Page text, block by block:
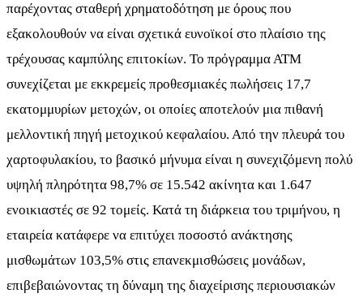
παρέχοντας σταθερή χρηματοδότηση με όρους που
εξακολουθούν να είναι σχετικά ευνοϊκοί στο πλαίσιο της
τρέχουσας καμπύλης επιτοκίων. Το πρόγραμμα ΑΤΜ
συνεχίζεται με εκκρεμείς προθεσμιακές πωλήσεις 17,7
εκατομμυρίων μετοχών, οι οποίες αποτελούν μια πιθανή
μελλοντική πηγή μετοχικού κεφαλαίου. Από την πλευρά του
χαρτοφυλακίου, το βασικό μήνυμα είναι η συνεχιζόμενη πολύ
υψηλή πληρότητα 98,7% σε 15.542 ακίνητα και 1.647
ενοικιαστές σε 92 τομείς. Κατά τη διάρκεια του τριμήνου, η
εταιρεία κατάφερε να επιτύχει ποσοστό ανάκτησης
μισθωμάτων 103,5% στις επανεκμισθώσεις μονάδων,
επιβεβαιώνοντας τη δύναμη της διαχείρισης περιουσιακών